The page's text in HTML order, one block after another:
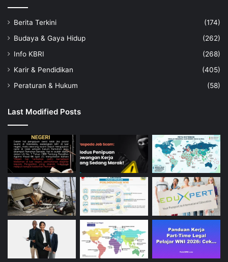
Berita Terkini
(174)
Budaya & Gaya Hidup
(262)
Info KBRI
(268)
Karir & Pendidikan
(405)
Peraturan & Hukum
(58)
Last Modified Posts